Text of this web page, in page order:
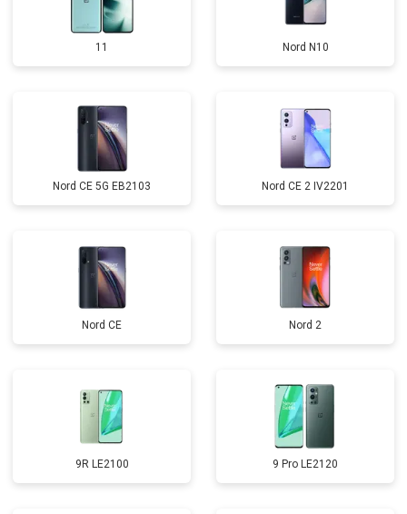
11 Nord N10
Nord CE 5G EB2103 Nord CE 2 IV2201
Nord CE Nord 2
9R LE2100 9 Pro LE2120